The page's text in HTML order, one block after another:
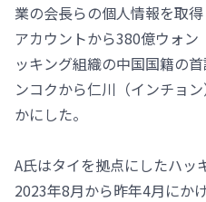
業の会長らの個人情報を取
アカウントから380億ウォ
ッキング組織の中国国籍の
ンコクから仁川（インチョ
かにした。
A氏はタイを拠点にしたハッ
2023年8月から昨年4月にか